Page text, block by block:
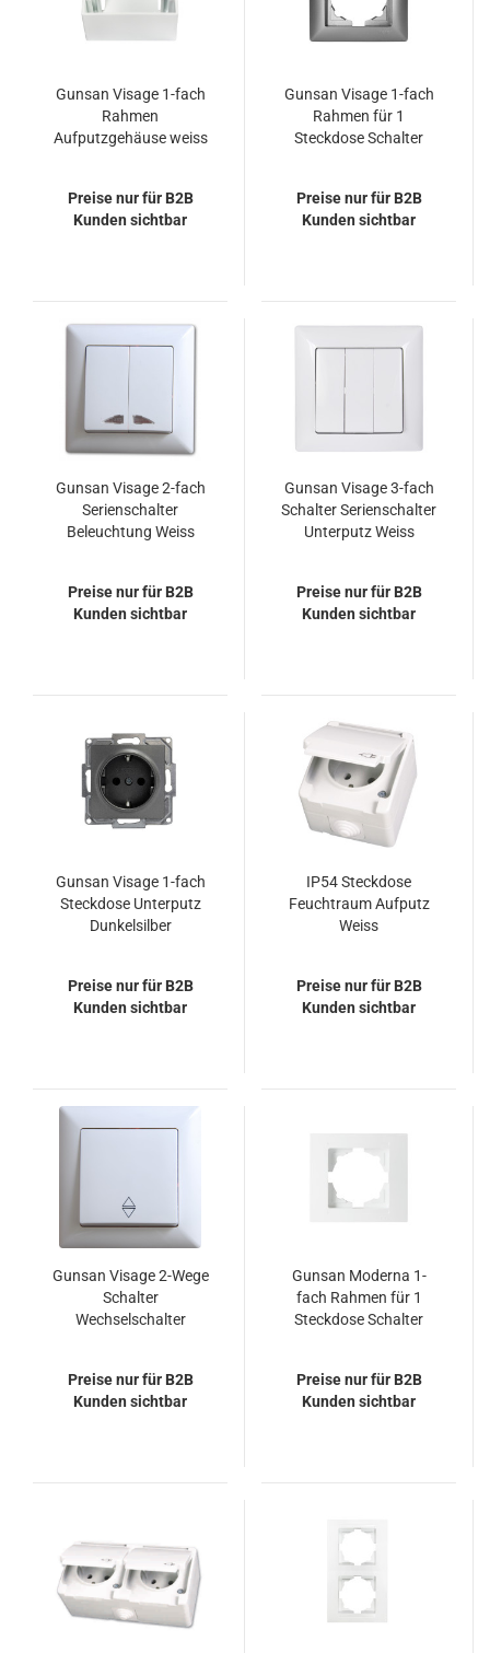
Gunsan Visage 1-fach
Rahmen
Aufputzgehäuse weiss
Preise nur für B2B
Kunden sichtbar
Gunsan Visage 1-fach
Rahmen für 1
Steckdose Schalter
Preise nur für B2B
Kunden sichtbar
Gunsan Visage 2-fach
Serienschalter
Beleuchtung Weiss
Preise nur für B2B
Kunden sichtbar
Gunsan Visage 3-fach
Schalter Serienschalter
Unterputz Weiss
Preise nur für B2B
Kunden sichtbar
Gunsan Visage 1-fach
Steckdose Unterputz
Dunkelsilber
Preise nur für B2B
Kunden sichtbar
IP54 Steckdose
Feuchtraum Aufputz
Weiss
Preise nur für B2B
Kunden sichtbar
Gunsan Visage 2-Wege
Schalter
Wechselschalter
Preise nur für B2B
Kunden sichtbar
Gunsan Moderna 1-
fach Rahmen für 1
Steckdose Schalter
Preise nur für B2B
Kunden sichtbar